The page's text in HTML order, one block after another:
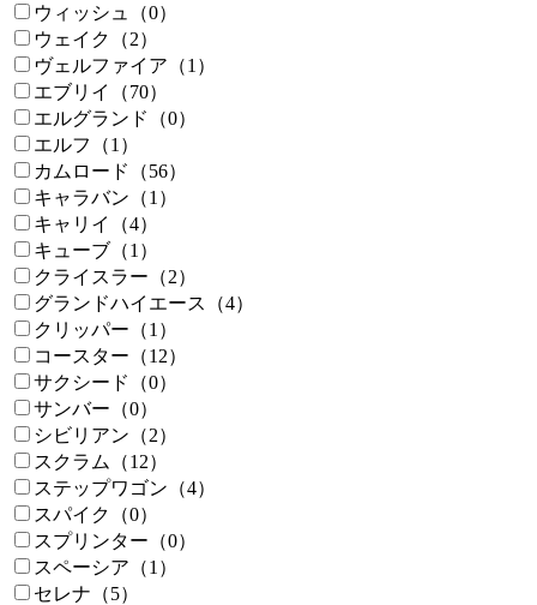
ウィッシュ（0）
ウェイク（2）
ヴェルファイア（1）
エブリイ（70）
エルグランド（0）
エルフ（1）
カムロード（56）
キャラバン（1）
キャリイ（4）
キューブ（1）
クライスラー（2）
グランドハイエース（4）
クリッパー（1）
コースター（12）
サクシード（0）
サンバー（0）
シビリアン（2）
スクラム（12）
ステップワゴン（4）
スパイク（0）
スプリンター（0）
スペーシア（1）
セレナ（5）